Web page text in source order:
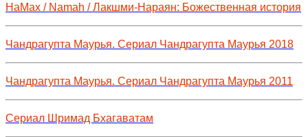
НаМах / Namah / Лакшми-Нараян: Божественная история
Чандрагупта Маурья. Сериал Чандрагупта Маурья 2018
Чандрагупта Маурья. Сериал Чандрагупта Маурья 2011
Сериал Шримад Бхагаватам